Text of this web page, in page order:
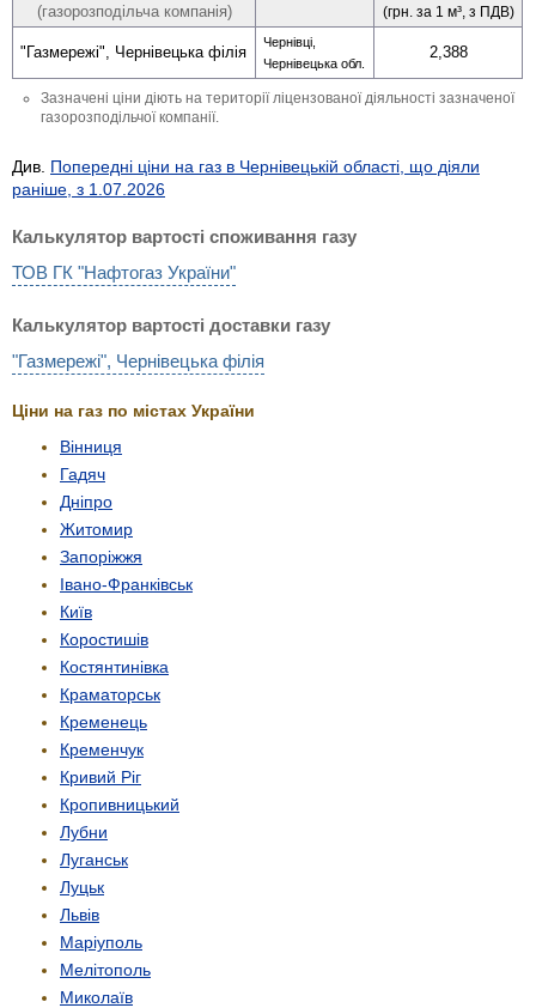
(газорозподільча компанія)
(грн. за 1 м³, з ПДВ)
"Газмережі", Чернівецька філія
Чернівці,
Чернівецька обл.
2,388
Зазначені ціни діють на території ліцензованої діяльності зазначеної
газорозподільчої компанії.
Див. Попередні ціни на газ в Чернівецькій області, що діяли
раніше, з 1.07.2026
Калькулятор вартості споживання газу
ТОВ ГК "Нафтогаз України"
Калькулятор вартості доставки газу
"Газмережі", Чернівецька філія
Ціни на газ по містах України
Вінниця
Гадяч
Дніпро
Житомир
Запоріжжя
Івано-Франківськ
Київ
Коростишів
Костянтинівка
Краматорськ
Кременець
Кременчук
Кривий Ріг
Кропивницький
Лубни
Луганськ
Луцьк
Львів
Маріуполь
Мелітополь
Миколаїв